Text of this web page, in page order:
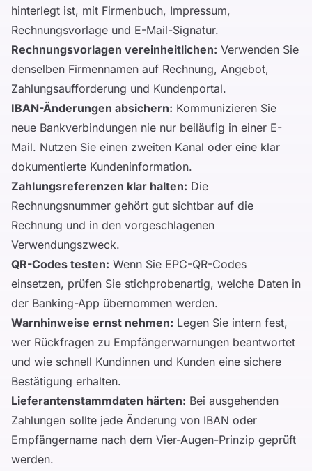
hinterlegt ist, mit Firmenbuch, Impressum,
Rechnungsvorlage und E-Mail-Signatur.
Rechnungsvorlagen vereinheitlichen: Verwenden Sie
denselben Firmennamen auf Rechnung, Angebot,
Zahlungsaufforderung und Kundenportal.
IBAN-Änderungen absichern: Kommunizieren Sie
neue Bankverbindungen nie nur beiläufig in einer E-
Mail. Nutzen Sie einen zweiten Kanal oder eine klar
dokumentierte Kundeninformation.
Zahlungsreferenzen klar halten: Die
Rechnungsnummer gehört gut sichtbar auf die
Rechnung und in den vorgeschlagenen
Verwendungszweck.
QR-Codes testen: Wenn Sie EPC-QR-Codes
einsetzen, prüfen Sie stichprobenartig, welche Daten in
der Banking-App übernommen werden.
Warnhinweise ernst nehmen: Legen Sie intern fest,
wer Rückfragen zu Empfängerwarnungen beantwortet
und wie schnell Kundinnen und Kunden eine sichere
Bestätigung erhalten.
Lieferantenstammdaten härten: Bei ausgehenden
Zahlungen sollte jede Änderung von IBAN oder
Empfängername nach dem Vier-Augen-Prinzip geprüft
werden.